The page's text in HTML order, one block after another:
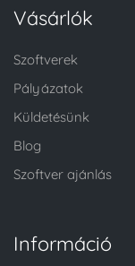
Vásárlók
Szoftverek
Pályázatok
Küldetésünk
Blog
Szoftver ajánlás
Információ